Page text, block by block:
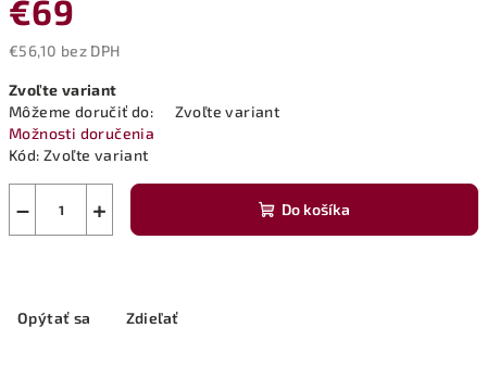
€69
€56,10 bez DPH
cena:
Zvoľte variant
Môžeme doručiť do:
Zvoľte variant
Možnosti doručenia
Kód: Zvoľte variant
+
− Do košíka
Opýtať sa Zdieľať